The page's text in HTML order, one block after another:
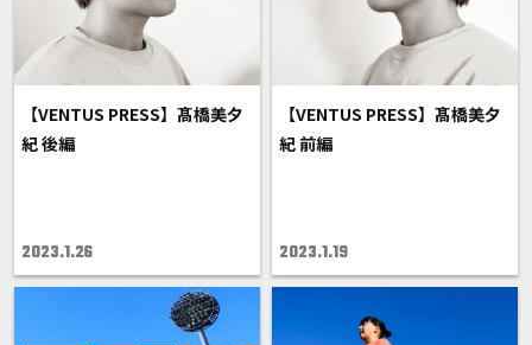
【VENTUS PRESS】髙橋美夕
紀 後編
2023.1.26
【VENTUS PRESS】髙橋美夕
紀 前編
2023.1.19